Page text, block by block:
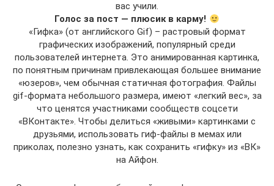
вас учили.
Голос за пост — плюсик в карму!
«Гифка» (от английского Gif) – растровый формат
графических изображений, популярный среди
пользователей интернета. Это анимированная картинка,
по понятным причинам привлекающая большее внимание
«юзеров», чем обычная статичная фотография. Файлы
gif-формата небольшого размера, имеют «легкий вес», за
что ценятся участниками сообществ соцсети
«ВКонтакте». Чтобы делиться «живыми» картинками с
друзьями, использовать гиф-файлы в мемах или
приколах, полезно узнать, как сохранить «гифку» из «ВК»
на Айфон.